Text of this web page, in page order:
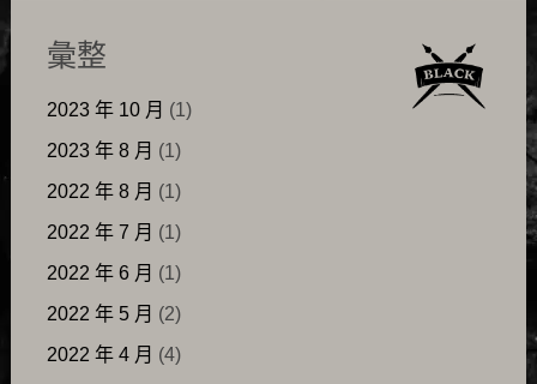
彙整
2023 年 10 月 (1)
2023 年 8 月 (1)
2022 年 8 月 (1)
2022 年 7 月 (1)
2022 年 6 月 (1)
2022 年 5 月 (2)
2022 年 4 月 (4)